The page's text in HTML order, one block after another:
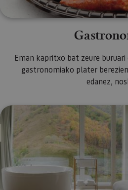
Eman kapritxo bat zeure
gastronomiako plater
edanez,